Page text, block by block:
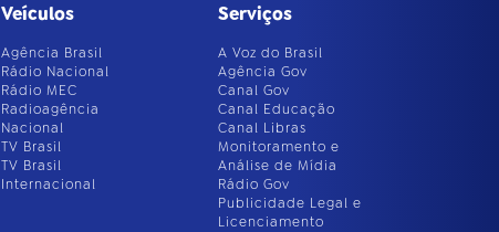
Veículos
Agência Brasil
Rádio Nacional
Rádio MEC
Radioagência
Nacional
TV Brasil
TV Brasil
Internacional
Serviços
A Voz do Brasil
Agência Gov
Canal Gov
Canal Educação
Canal Libras
Monitoramento e
Análise de Mídia
Rádio Gov
Publicidade Legal e
Licenciamento